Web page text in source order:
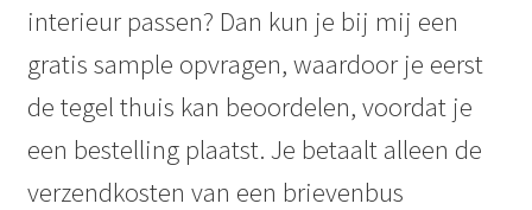
interieur passen? Dan kun je bij mij een
gratis sample opvragen, waardoor je eerst
de tegel thuis kan beoordelen, voordat je
een bestelling plaatst. Je betaalt alleen de
verzendkosten van een brievenbus